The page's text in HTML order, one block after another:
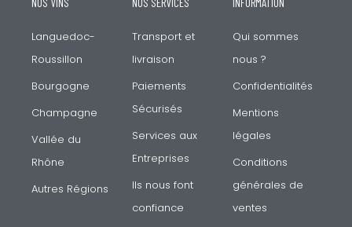
Languedoc-
Roussillon
Bourgogne
Champagne
Vallée du
Rhône
Autres Régions
Transport et
livraison
Paiements
Sécurisés
Services aux
Entreprises
Ils nous font
confiance
Qui sommes
nous ?
Confidentialités
Mentions
légales
Conditions
générales de
ventes